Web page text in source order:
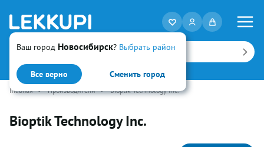
Ваш город Новосибирск? Выбрать район
Все верно Сменить город
Искать
Главная • Производители • Bioptik Technology Inc.
Bioptik Technology Inc.